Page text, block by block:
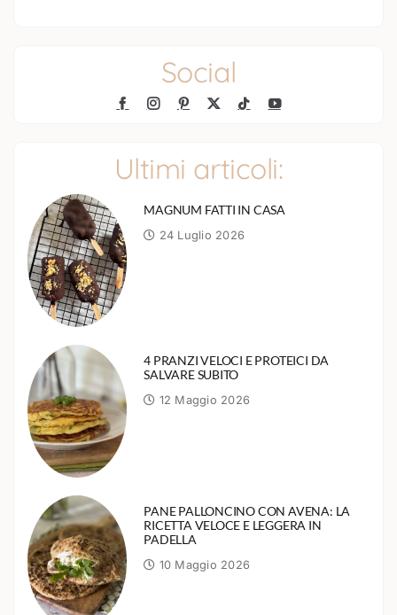
Social
Ultimi articoli:
MAGNUM FATTI IN CASA
24 Luglio 2026
4 PRANZI VELOCI E PROTEICI DA
SALVARE SUBITO
12 Maggio 2026
PANE PALLONCINO CON AVENA: LA
RICETTA VELOCE E LEGGERA IN
PADELLA
10 Maggio 2026